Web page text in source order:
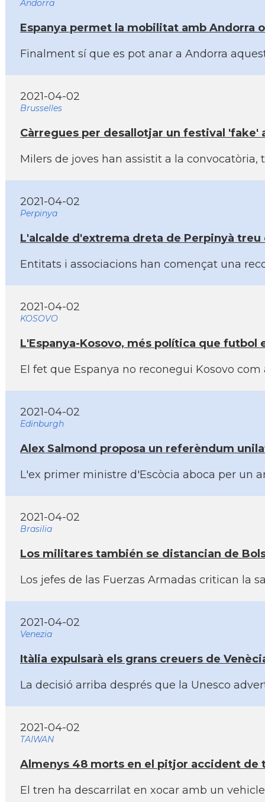
Andorra
Espanya permet la mobilitat amb Andorra
Finalment sí­ que es pot anar a Andorra
2021-04-02
Brusselles
Càrregues per desallotjar un festival 'fake'
Milers de joves han assistit a la
2021-04-02
Perpinya
L'alcalde d'extrema dreta de Perpinyà
Entitats i associacions han començat una
2021-04-02
KOSOVO
L'Espanya-Kosovo, més polí­tica que futbol
El fet que Espanya no reconegui Kosovo
2021-04-02
Edinburgh
Alex Salmond proposa un referèndum
L'ex primer ministre d'Escòcia aboca per un
2021-04-02
Brasilia
Los militares también se distancian de
Los jefes de las Fuerzas Armadas critican la
2021-04-02
Venezia
Itàlia expulsarà els grans creuers de
La decisió arriba després que la Unesco
2021-04-02
TAIWAN
Almenys 48 morts en el pitjor accident de
El tren ha descarrilat en xocar amb un